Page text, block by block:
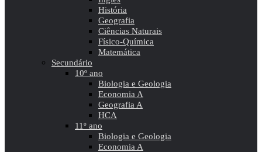
História
Geografia
Ciências Naturais
Físico-Química
Matemática
Secundário
10º ano
Biologia e Geologia
Economia A
Geografia A
HCA
11º ano
Biologia e Geologia
Economia A